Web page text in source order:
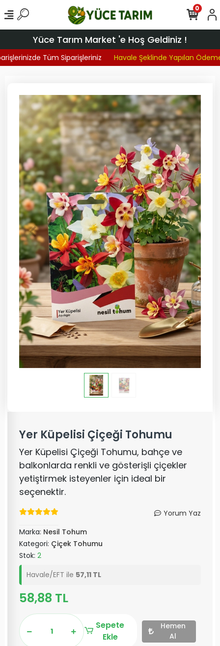
Yüce Tarım Market 'e Hoş Geldiniz !
Tüm Siparişleriniz Havale Şeklinde Yapılan
0
Yer Küpelisi Çiçeği Tohumu
Yer Küpelisi Çiçeği Tohumu, bahçe ve
balkonlarda renkli ve gösterişli çiçekler
yetiştirmek isteyenler için ideal bir
seçenektir.
Yorum Yaz
Marka: Nesil Tohum
Kategori: Çiçek Tohumu
Stok: 2
Havale/EFT ile 57,11 TL
58,88 TL
Sepete
Ekle
Hemen
Al